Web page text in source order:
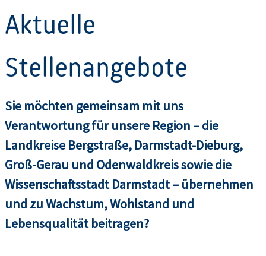
Aktuelle
Stellenangebote
Sie möchten gemeinsam mit uns
Verantwortung für unsere Region – die
Landkreise Bergstraße, Darmstadt-Dieburg,
Groß-Gerau und Odenwaldkreis sowie die
Wissenschaftsstadt Darmstadt – übernehmen
und zu Wachstum, Wohlstand und
Lebensqualität beitragen?